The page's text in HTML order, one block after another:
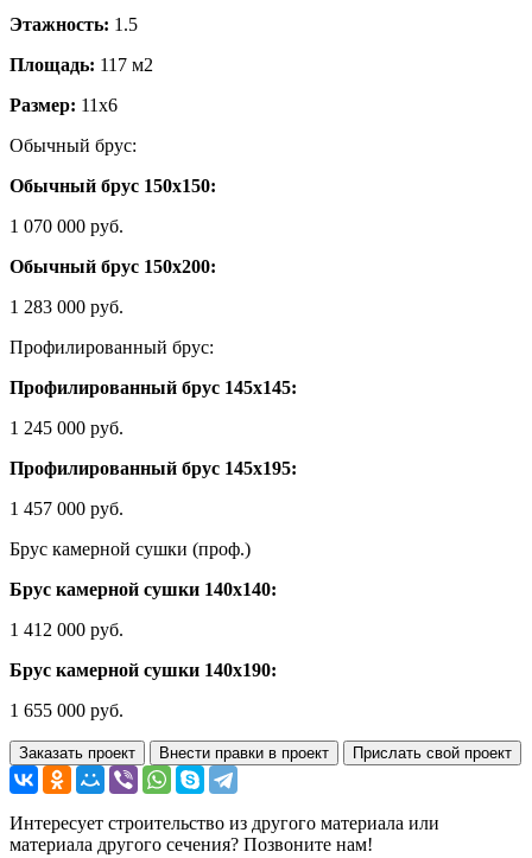
Этажность: 1.5
Площадь: 117 м2
Размер: 11х6
Обычный брус:
Обычный брус 150х150:
1 070 000 руб.
Обычный брус 150х200:
1 283 000 руб.
Профилированный брус:
Профилированный брус 145х145:
1 245 000 руб.
Профилированный брус 145х195:
1 457 000 руб.
Брус камерной сушки (проф.)
Брус камерной сушки 140х140:
1 412 000 руб.
Брус камерной сушки 140х190:
1 655 000 руб.
Заказать проект Внести правки в проект Прислать свой проект
Интересует строительство из другого материала или
материала другого сечения? Позвоните нам!